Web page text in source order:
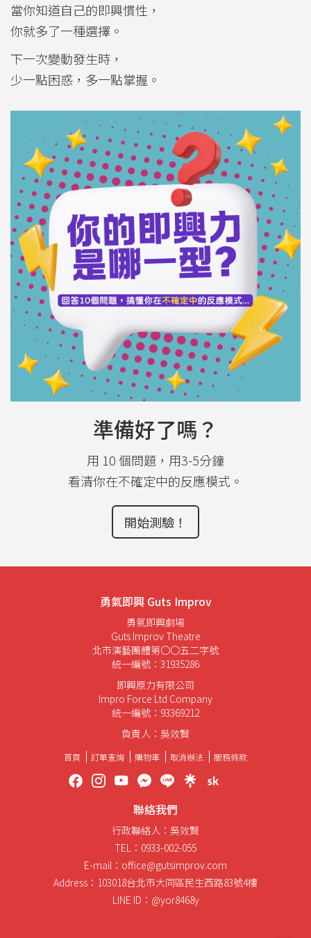
當你知道自己的即興慣性，
你就多了一種選擇。
下一次變動發生時，
少一點困惑，多一點掌握。
準備好了嗎？
用 10 個問題，用3-5分鐘
看清你在不確定中的反應模式。
開始測驗！
勇氣即興 Guts Improv
勇氣即興劇場
Guts Improv Theatre
北市演藝團體第〇〇五二字號
統一編號：31935286
即興原力有限公司
Impro Force Ltd Company
統一編號：93369212
負責人：吳效賢
首頁 訂單查詢 購物車 取消辦法 服務條款
聯絡我們
行政聯絡人：吳效賢
TEL：0933-002-055
E-mail：office@gutsimprov.com
Address：103018台北市大同區民生西路83號4樓
LINE ID：@yor8468y